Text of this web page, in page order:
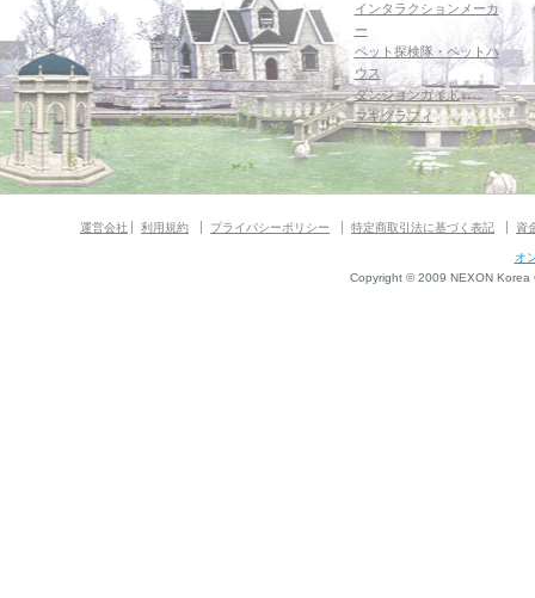
インタラクションメーカ
ー
ペット探検隊・ペットハ
ウス
ダンジョンガイド
マギグラフィ
運営会社 利用規約 プライバシーポリシー 特定商取引法に基づく表記 資
オ
Copyright © 2009 NEXON Korea